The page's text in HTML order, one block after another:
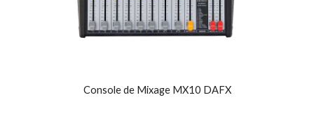
Console de Mixage MX10 DAFX